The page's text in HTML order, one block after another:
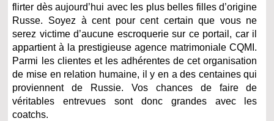
flirter dès aujourd’hui avec les plus belles filles d’origine
Russe. Soyez à cent pour cent certain que vous ne
serez victime d’aucune escroquerie sur ce portail, car il
appartient à la prestigieuse agence matrimoniale CQMI.
Parmi les clientes et les adhérentes de cet organisation
de mise en relation humaine, il y en a des centaines qui
proviennent de Russie. Vos chances de faire de
véritables entrevues sont donc grandes avec les
coatchs.